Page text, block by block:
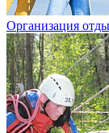
Организация